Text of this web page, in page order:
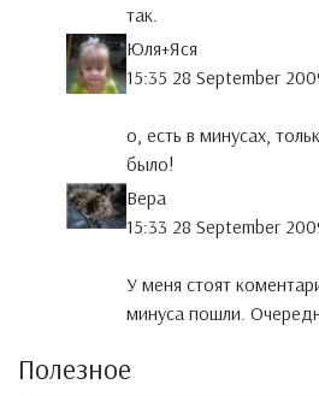
так.
Юля+Яся
15:35 28 September
о, есть в минусах,
было!
Вера
15:33 28 September
У меня стоят
минуса пошли.
Полезное